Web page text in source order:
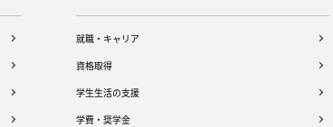
就職・キャリア
資格取得
学生生活の支援
学費・奨学金